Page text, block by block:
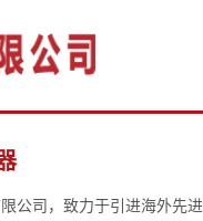
公司，致力于引进海外先